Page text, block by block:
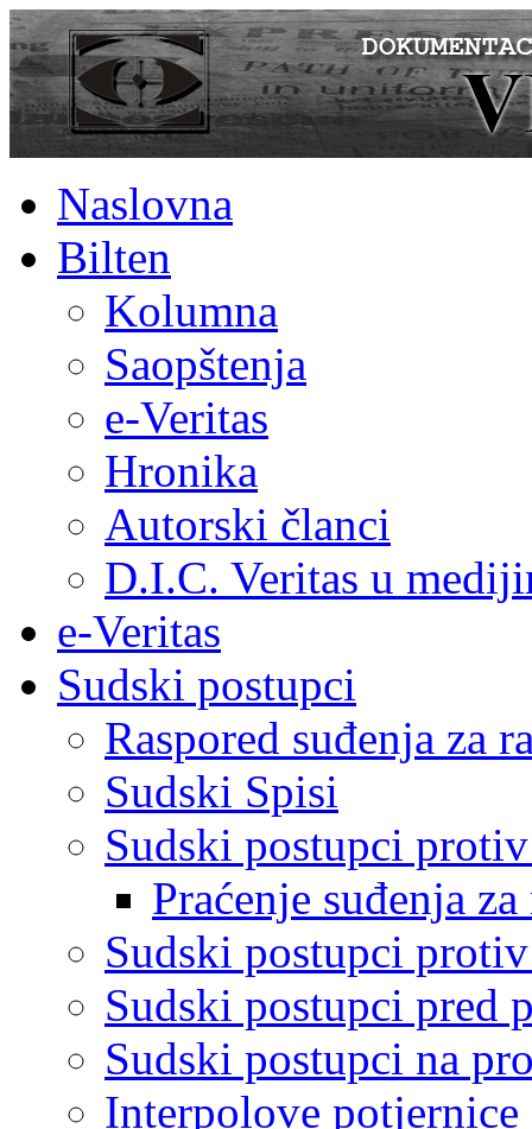
Naslovna
Bilten
Kolumna
Saopštenja
e-Veritas
Hronika
Autorski članci
D.I.C. Veritas u
e-Veritas
Sudski postupci
Raspored suđenja za
Sudski Spisi
Sudski postupci
Praćenje suđenja
Sudski postupci
Sudski postupci pred
Sudski postupci na
Interpolove potjernice